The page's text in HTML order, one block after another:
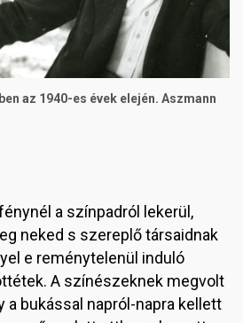
az 1940-es évek elején. Aszmann
a színpadról lekerül,
neked s szereplő társaidnak
e reménytelenül induló
A színészeknek megvolt
a bukással napról-napra kellett